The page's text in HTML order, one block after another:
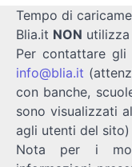
Tempo di
Blia.it NON
Per contattare
info@blia.it
con banche,
sono visualizzati
agli utenti del sito)
Nota per i